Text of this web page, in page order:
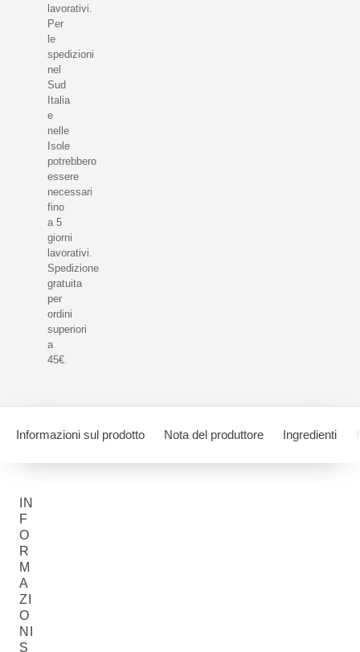
lavorativi.
Per
le
spedizioni
nel
Sud
Italia
e
nelle
Isole
potrebbero
essere
necessari
fino
a 5
giorni
lavorativi.
Spedizione
gratuita
per
ordini
superiori
a
45€.
Informazioni sul prodotto Nota del produttore Ingredienti
IN
F
O
R
M
A
ZI
O
NI
S